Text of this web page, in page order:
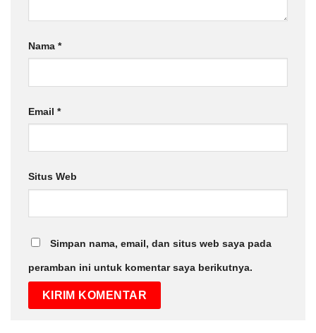
Nama *
Email *
Situs Web
Simpan nama, email, dan situs web saya pada
peramban ini untuk komentar saya berikutnya.